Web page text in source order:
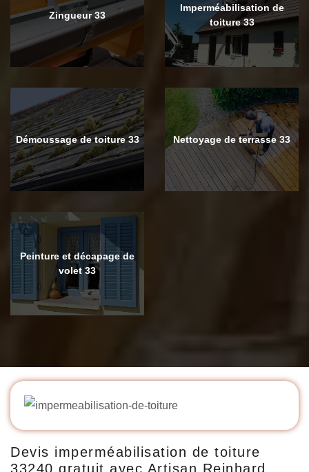
Zingueur 33
Imperméabilisation de
toiture 33
Démoussage de toiture 33 Nettoyage de terrasse 33
Peinture et décapage de
volet 33
Devis imperméabilisation de toiture
33240 gratuit avec Artisan Reinhard